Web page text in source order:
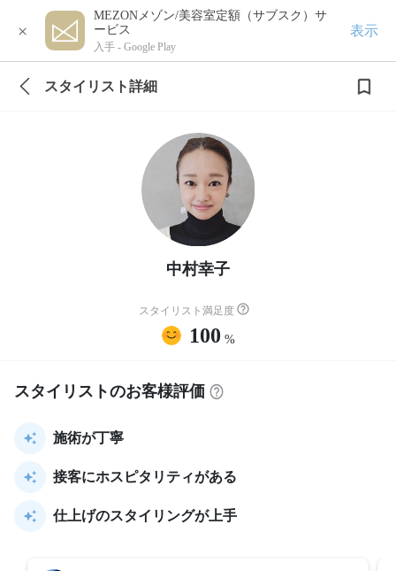
×
MEZONメゾン/美容室定額（サブスク）サ
ービス
入手 - Google Play
表示
スタイリスト詳細
中村幸子
スタイリスト満足度
100 %
スタイリストのお客様評価
施術が丁寧
接客にホスピタリティがある
仕上げのスタイリングが上手